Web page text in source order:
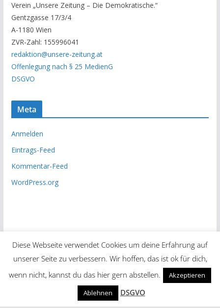
A
r
c
h
i
v
Verein „Unsere Zeitung – Die Demokratische.“
Gentzgasse 17/3/4
A-1180 Wien
ZVR-Zahl: 155996041
redaktion@unsere-zeitung.at
Offenlegung nach § 25 MedienG
DSGVO
Meta
Anmelden
Eintrags-Feed
Kommentar-Feed
WordPress.org
Copyright © 2026 Unsere Zeitung
. Alle Rechte vorbehalten.
ColorMagvon ThemeGrill. Präsentiert von
WordPress.
Diese Webseite verwendet Cookies um deine Erfahrung auf
unserer Seite zu verbessern. Wir hoffen, das ist ok für dich,
wenn nicht, kannst du das hier gern abstellen.
Akzeptieren
Ablehnen
DSGVO